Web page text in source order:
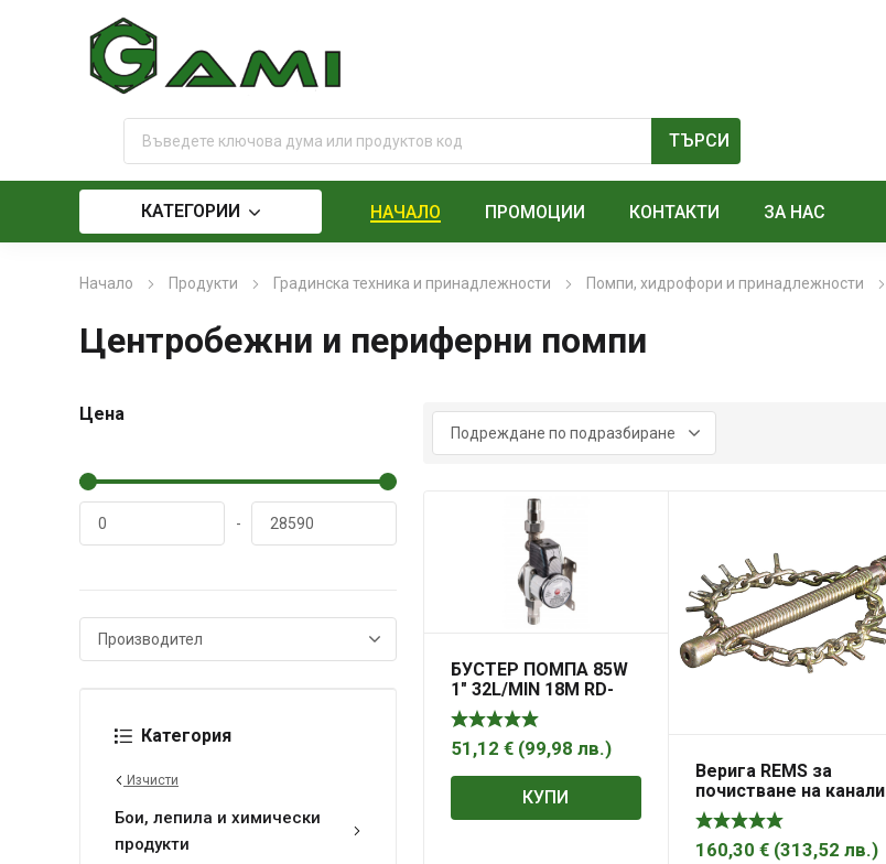
КАТЕГОРИИ НАЧАЛО ПРОМОЦИИ КОНТАКТИ ЗА НАС
Начало Продукти Градинска техника и принадлежности Помпи, хидрофори и принадлежности
Центробежни и периферни помпи
Цена
-
Категория
Изчисти
Бои, лепила и химически
продукти
БУСТЕР ПОМПА 85W
1″ 32L/MIN 18M RD-
BP57
51,12 € (99,98 лв.)
КУПИ
Верига REMS за
почистване на канали
с накрайник ф 16 мм
160,30 € (313,52 лв.)